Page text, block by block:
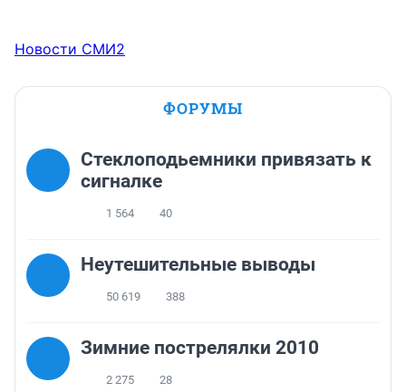
Новости СМИ2
ФОРУМЫ
Стеклоподьемники привязать к
сигналке
1 564 40
Неутешительные выводы
50 619 388
Зимние пострелялки 2010
2 275 28